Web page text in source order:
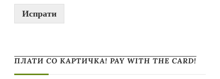
Испрати
ПЛАТИ СО КАРТИЧКА! PAY WITH THE CARD!